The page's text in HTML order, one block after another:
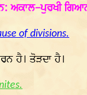
ਅਕਾਲ-ਪੁਰਖੀ
of divisions.
ਹੈ। ਤੋੜਦਾ ਹੈ।